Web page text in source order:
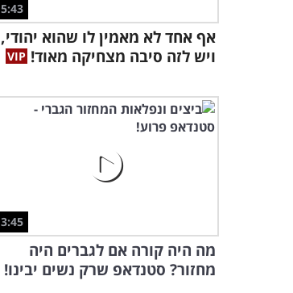
5:43
אף אחד לא מאמין לו שהוא יהודי,
ויש לזה סיבה מצחיקה מאוד!
3:45
מה היה קורה אם לגברים היה
מחזור? סטנדאפ שרק נשים יבינו!